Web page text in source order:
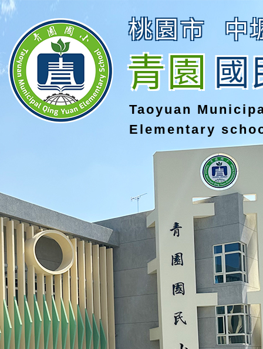
桃園市 中
青園國
Taoyuan
Elementary